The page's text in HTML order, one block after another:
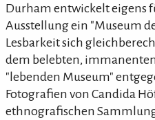
Durham entwickelt eigens
Ausstellung ein "Museum
Lesbarkeit sich
dem belebten,
"lebenden Museum"
Fotografien von Candida
ethnografischen